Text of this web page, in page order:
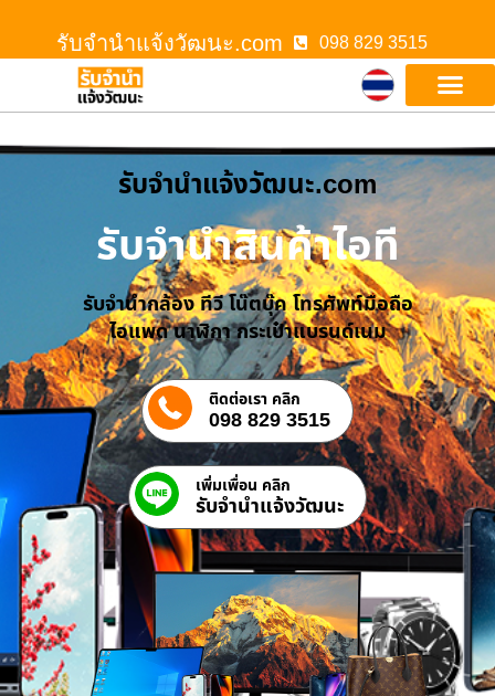
รับจํานําแจ้งวัฒนะ.com 098 829 3515
รับจํานําแจ้งวัฒนะ.com
รับจำนำสินค้าไอที
รับจำนำกล้อง ทีวี โน๊ตบุ๊ค โทรศัพท์มือถือ
ไอแพด นาฬิกา กระเป๋าแบรนด์เนม
ติดต่อเรา คลิก
098 829 3515
เพิ่มเพื่อน คลิก
รับจํานําแจ้งวัฒนะ